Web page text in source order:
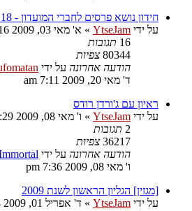
חידון נושא פרסים לחברי המועדון - VOL. 18
על ידי YtseJam
» א' מאי 03, 2009 2:16 am
16 תגובות
80344 צפיות
הודעה אחרונה על ידי
ד' מאי 20, 2009 7:11 am
ראיון עם ג'ורדן רודס
על ידי YtseJam
» ו' מאי 08, 2009 8:29 am
2 תגובות
36217 צפיות
הודעה אחרונה על ידי
ו' מאי 08, 2009 7:36 pm
[מגזין] הגליון הראשון לשנת 2009
על ידי YtseJam
» ד' אפריל 01, 2009 8:44 am